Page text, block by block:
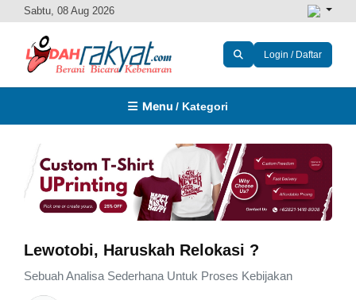
Sabtu, 08 Aug 2026
Login / Daftar
Menu / Kategori
Lewotobi, Haruskah Relokasi ?
Sebuah Analisa Sederhana Untuk Proses Kebijakan